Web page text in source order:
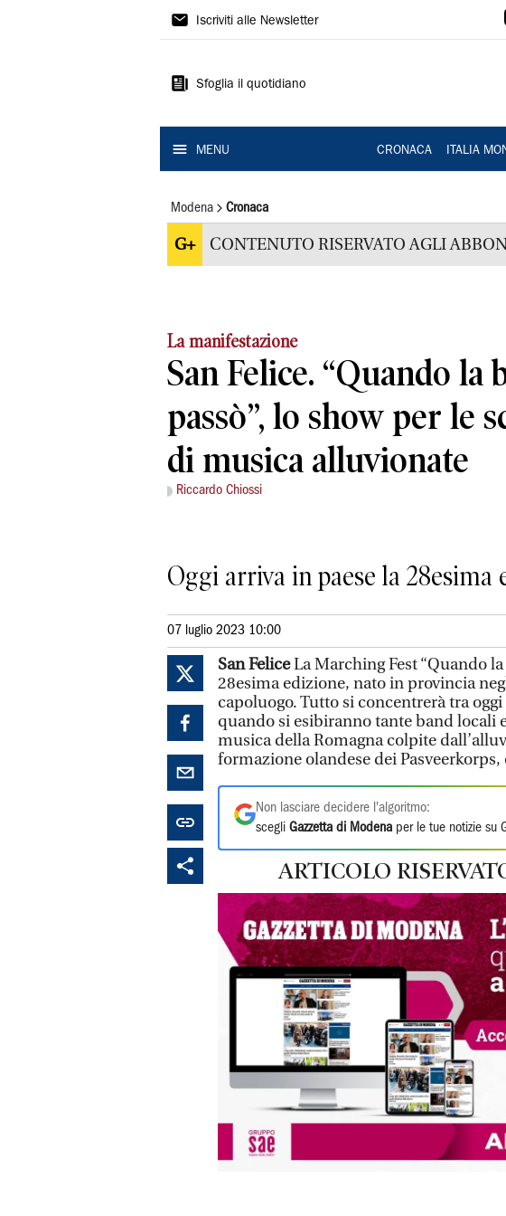
Gazzetta
Modena
Iscriviti alle Newsletter
Sfoglia il quotidiano
MENU CRONACA ITALIA
Modena Cronaca
G+ CONTENUTO RISERVATO AGLI
La manifestazione
San Felice. “Quando la
passò”, lo show per le
di musica alluvionate
Riccardo Chiossi
Oggi arriva in paese la
07 luglio 2023 10:00
San FeliceLa Marching Fest “Quando
28esima edizione, nato in provincia
capoluogo. Tutto si concentrerà tra oggi
quando si esibiranno tante band locali
musica della Romagna colpite
formazione olandese dei Pasveerkorps,
Non lasciare decidere l'algoritmo:
scegli Gazzetta di Modena per le tue notizie su
ARTICOLO